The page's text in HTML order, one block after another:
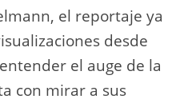
el reportaje ya
desde
el auge de la
con mirar a sus